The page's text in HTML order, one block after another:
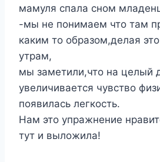
мамуля спала сном
-мы не понимаем что там
каким то образом,делая
утрам,
мы заметили,что на целый
увеличивается чувство
появилась легкость.
Нам это упражнение
тут и выложила!